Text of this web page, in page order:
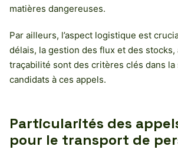
matières dangereuses.
Par ailleurs, l’aspect logistique est
délais, la gestion des flux et des stocks,
traçabilité sont des critères clés dans la
candidats à ces appels.
Particularités des
pour le transport de